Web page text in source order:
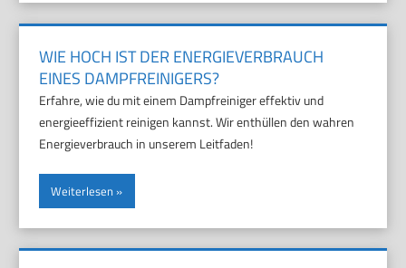
WIE HOCH IST DER ENERGIEVERBRAUCH
EINES DAMPFREINIGERS?
Erfahre, wie du mit einem Dampfreiniger effektiv und
energieeffizient reinigen kannst. Wir enthüllen den wahren
Energieverbrauch in unserem Leitfaden!
Weiterlesen